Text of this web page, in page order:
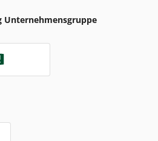
Unternehmensgruppe